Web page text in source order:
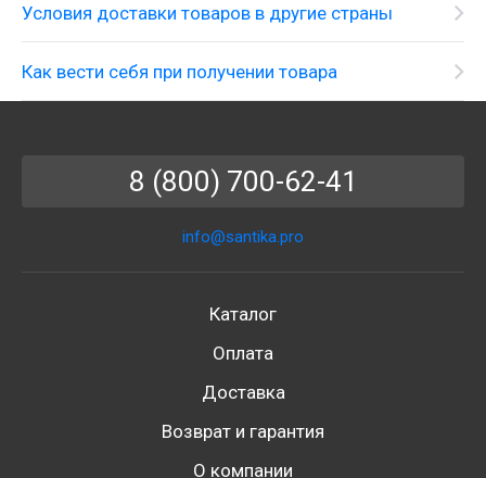
Условия доставки товаров в другие страны
Как вести себя при получении товара
8 (800) 700-62-41
info@santika.pro
Каталог
Оплата
Доставка
Возврат и гарантия
О компании